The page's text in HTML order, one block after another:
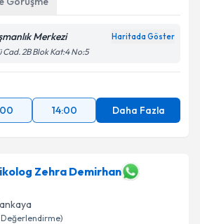
Merkezi Haritada Göster
2B Blok Kat:4 No:5
14:00 Daha Fazla
Zehra Demirhan
Değerlendirme)